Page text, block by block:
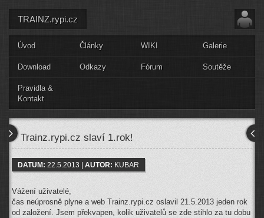
TRAINZ.rypi.cz
Úvod Články WIKI Galerie
Download Odkazy Fórum Soutěže
Pravidla &
Kontakt
Trainz.rypi.cz slaví 1.rok!
DATUM: 22.5.2013 | AUTOR: KUBAR
Vážení uživatelé,
čas neúprosně plyne a web Trainz.rypi.cz oslavil 21.5.2013 jeden rok
od založení. Jsem překvapen, kolik uživatelů se zde stihlo za tu dobu